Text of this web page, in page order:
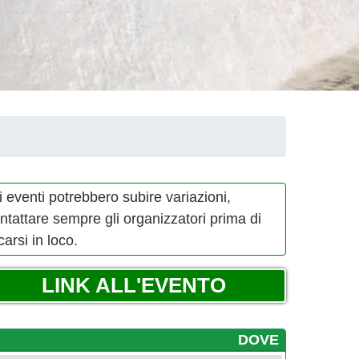
eventi potrebbero subire variazioni,
sempre gli organizzatori prima di
in loco.
LINK ALL'EVENTO
DOVE